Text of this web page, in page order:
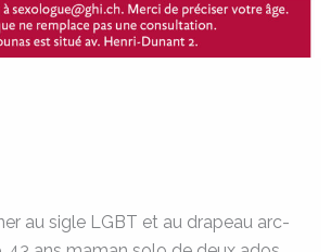
au sigle LGBT et au drapeau arc-